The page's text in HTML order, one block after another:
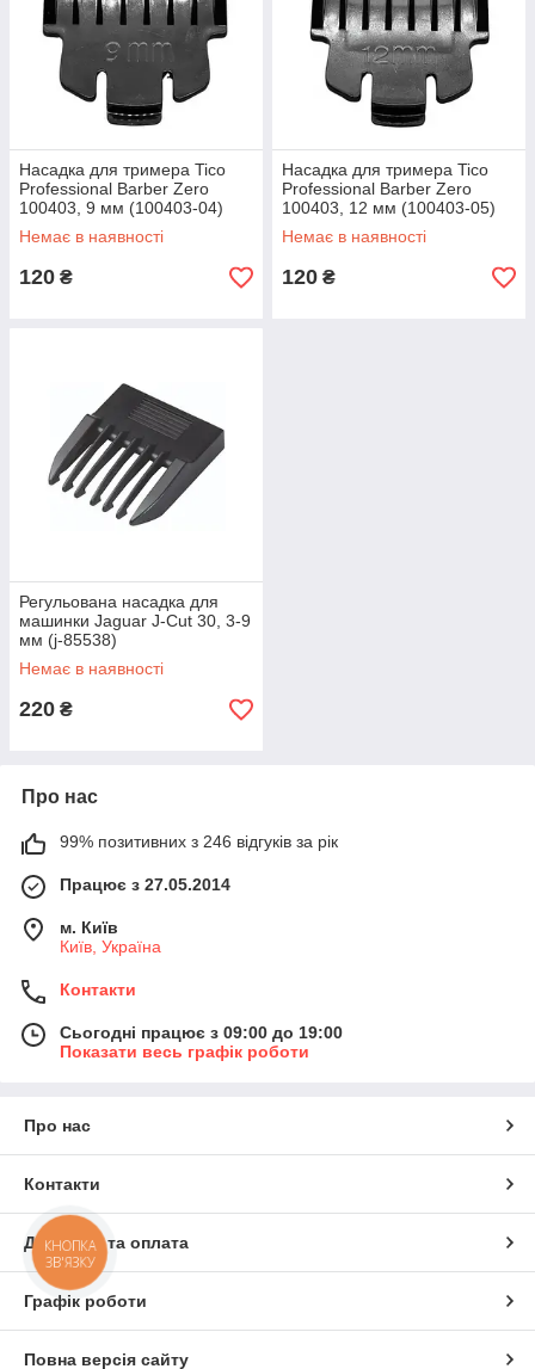
Насадка для тримера Tico
Professional Barber Zero
100403, 9 мм (100403-04)
Немає в наявності
120 ₴
Насадка для тримера Tico
Professional Barber Zero
100403, 12 мм (100403-05)
Немає в наявності
120 ₴
Регульована насадка для
машинки Jaguar J-Cut 30, 3-9
мм (j-85538)
Немає в наявності
220 ₴
Про нас
99% позитивних з 246 відгуків за рік
Працює з 27.05.2014
м. Київ
Київ, Україна
Контакти
Сьогодні працює з 09:00 до 19:00
Показати весь графік роботи
Про нас
Контакти
Доставка та оплата
Графік роботи
Повна версія сайту
КНОПКА
ЗВ'ЯЗКУ